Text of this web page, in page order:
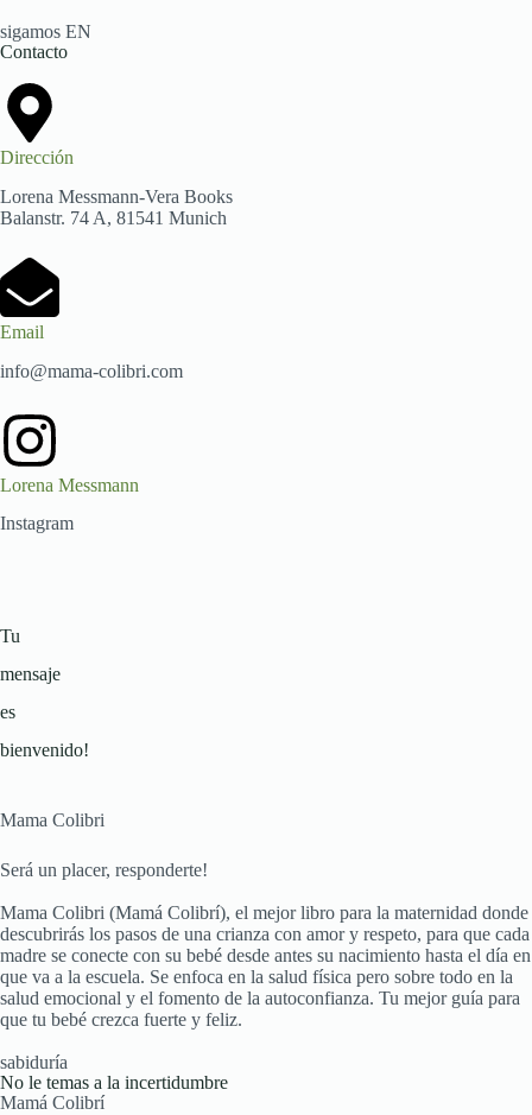
sigamos EN
Contacto
Dirección
Lorena Messmann-Vera Books
Balanstr. 74 A, 81541 Munich
Email
info@mama-colibri.com
Lorena Messmann
Instagram
Tu
mensaje
es
bienvenido!
Mama Colibri
Será un placer, responderte!
Mama Colibri (Mamá Colibrí), el mejor libro para la maternidad donde
descubrirás los pasos de una crianza con amor y respeto, para que cada
madre se conecte con su bebé desde antes su nacimiento hasta el día en
que va a la escuela. Se enfoca en la salud física pero sobre todo en la
salud emocional y el fomento de la autoconfianza. Tu mejor guía para
que tu bebé crezca fuerte y feliz.
sabiduría
No le temas a la incertidumbre
Mamá Colibrí